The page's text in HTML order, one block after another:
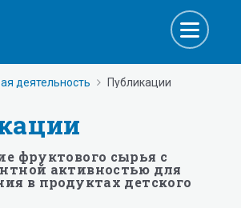
деятельность Публикации
фруктового сырья с
активностью для
в продуктах детского